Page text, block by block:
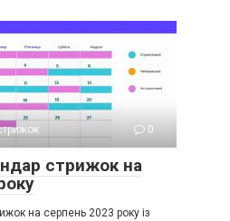
0
стрижок на
на серпень 2023 року із